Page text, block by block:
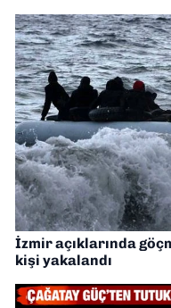
İzmir açıklarında
kişi yakalandı